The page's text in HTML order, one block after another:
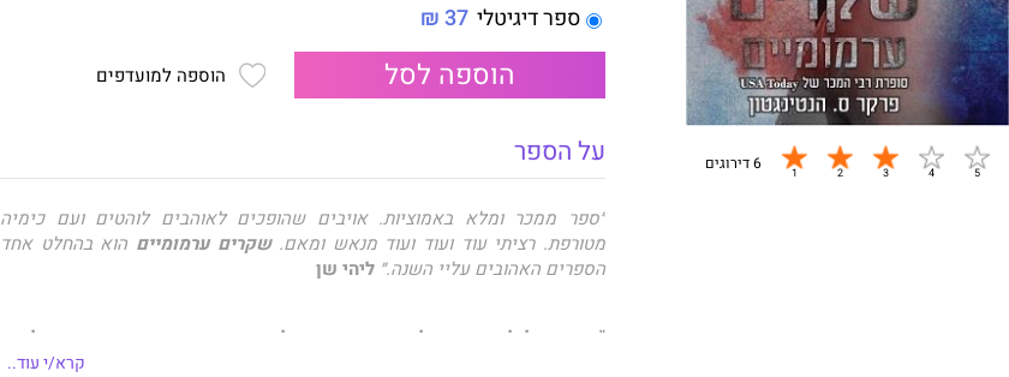
6 דירוגים
ספר דיגיטלי 37 ₪
הוספה לסל הוספה למועדפים
על הספר
״ספר ממכר ומלא באמוציות. אויבים שהופכים לאוהבים לוהטים ועם כימיה
מטורפת. רציתי עוד ועוד ועוד מנאש ומאם.שקרים ערמומיים הוא בהחלט אחד
הספרים האהובים עליי השנה.״ ליהי שן
"היא תוכל ליהנות מעולמה היפה והמושלם עוד זמן מה. בקרוב מאוד, כל מה
קרא/י עוד..